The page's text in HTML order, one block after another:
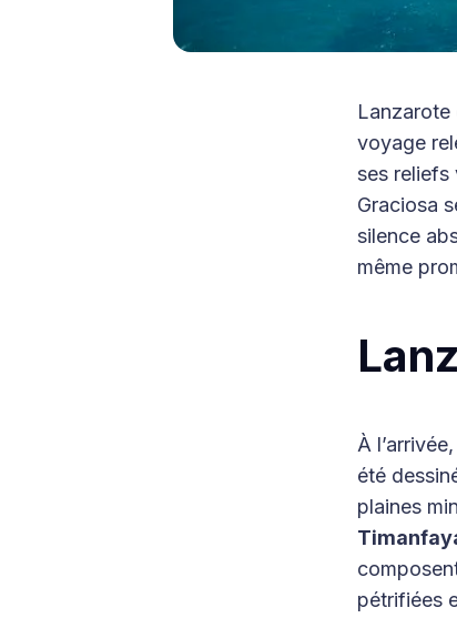
Lanzarote
voyage
ses reliefs
Graciosa
silence
même
À
été
plaines
pétrifiées